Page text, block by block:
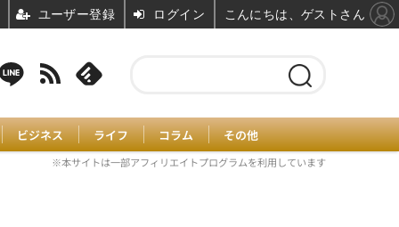
ビジネス ライフ コラム その他
※本サイトは一部アフィリエイトプログラムを利用しています
ユーザー登録 ログイン こんにちは、ゲストさん